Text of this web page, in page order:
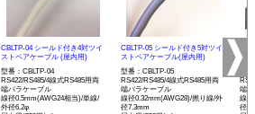
CBLTP-04 シールド付き4対ツイ
ストペアケーブル (屋内用)
型番：CBLTP-04
RS422/RS485/4線式RS485用両
端バラケーブル
線径0.5mm(AWG24相当)/単線/
外径6.2φ
CBLTP-05 シールド付き5対ツイ
ストペアケーブル(屋内用)
型番：CBLTP-05
RS422/RS485/4線式RS485用両
端バラケーブル
線径0.32mm(AWG28)/撚り線/外
径7.3mm
イ
端
線
径